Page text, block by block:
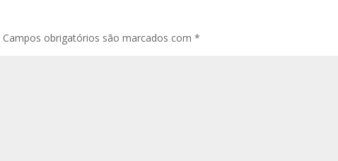
Campos obrigatórios são marcados com*